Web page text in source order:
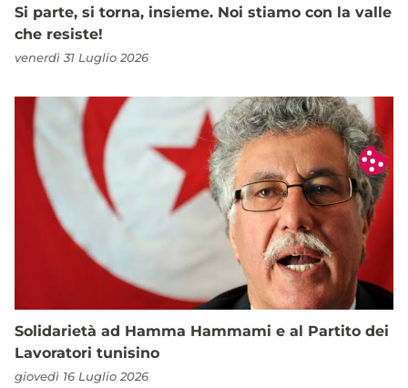
Si parte, si torna, insieme. Noi stiamo con la valle
che resiste!
venerdì 31 Luglio 2026
Solidarietà ad Hamma Hammami e al Partito dei
Lavoratori tunisino
giovedì 16 Luglio 2026